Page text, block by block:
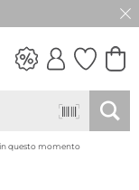
questo momento